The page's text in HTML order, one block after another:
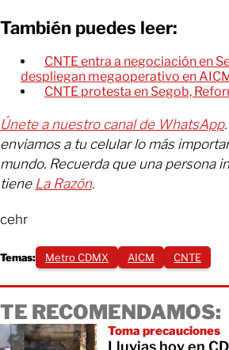
También puedes leer:
CNTE entra a negociación en
despliegan megaoperativo en
CNTE protesta en Segob,
Únete a nuestro canal de WhatsApp
enviamos a tu celular lo más
mundo. Recuerda que una persona
tiene La Razón.
cehr
Temas: Metro CDMX AICM CNTE
TE RECOMENDAMOS:
Toma precauciones
Lluvias hoy en